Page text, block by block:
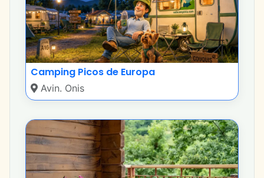
Camping Picos de Europa
Avin. Onis